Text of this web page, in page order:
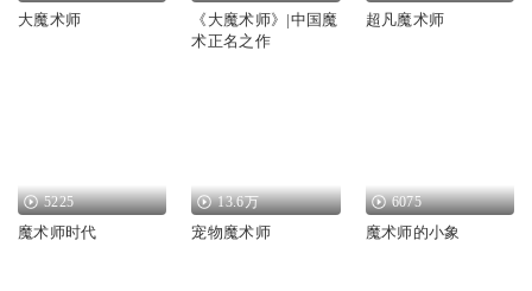
大魔术师
《大魔术师》|中国魔
术正名之作
超凡魔术师
5225
魔术师时代
13.6万
宠物魔术师
6075
魔术师的小象